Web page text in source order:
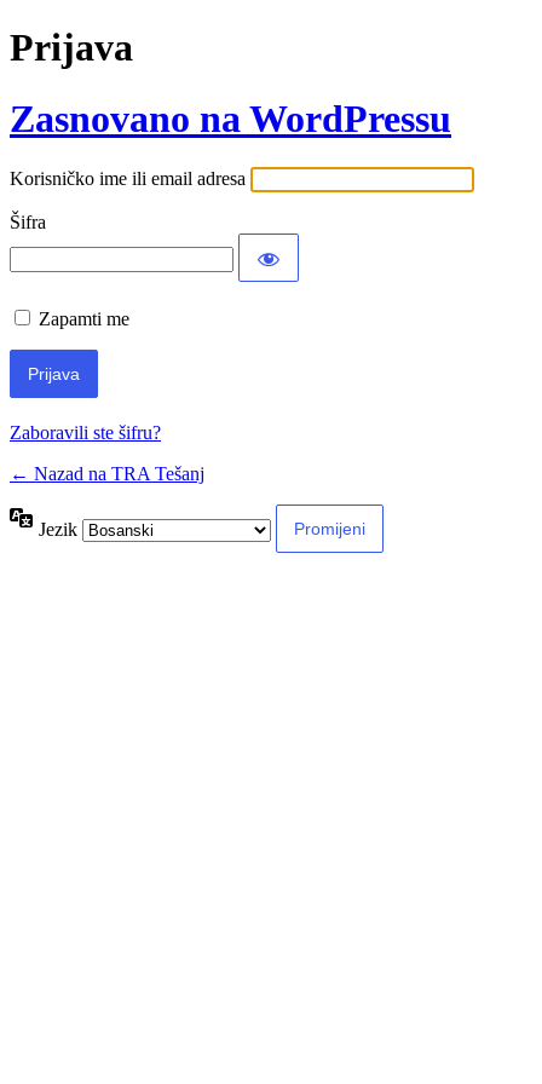
Prijava
Zasnovano na WordPressu
Korisničko ime ili email adresa
Šifra
Zapamti me
Zaboravili ste šifru?
← Nazad na TRA Tešanj
Jezik